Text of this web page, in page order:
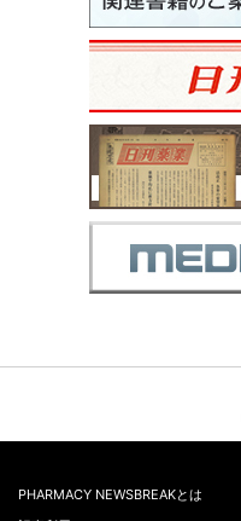
PHARMACY NEWSBREAKとは